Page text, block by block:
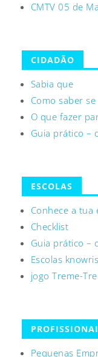
CMTV 05 de
CIDADÃO
Sabia que
Como saber se
O que fazer
Guia prático –
ESCOLAS
Conhece a tua
Checklist
Guia prático –
Escolas
jogo Treme-
Pequenas